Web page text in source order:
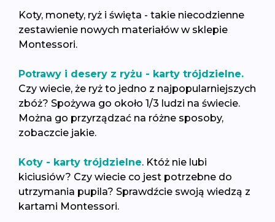
Koty, monety, ryż i święta - takie niecodzienne
zestawienie nowych materiałów w sklepie
Montessori.
Potrawy i desery z ryżu - karty trójdzielne.
Czy wiecie, że ryż to jedno z najpopularniejszych
zbóż? Spożywa go około 1/3 ludzi na świecie.
Można go przyrządzać na różne sposoby,
zobaczcie jakie.
Koty - karty trójdzielne. Któż nie lubi
kiciusiów? Czy wiecie co jest potrzebne do
utrzymania pupila? Sprawdźcie swoją wiedzą z
kartami Montessori.